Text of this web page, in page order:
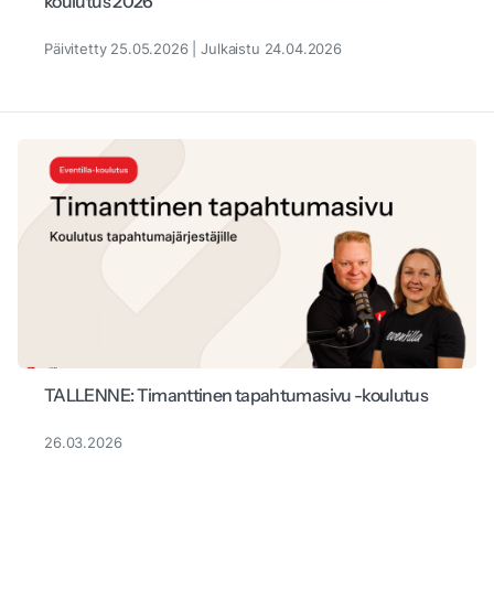
Päivitetty 25.05.2026 | Julkaistu 24.04.2026
TALLENNE: Timanttinen tapahtumasivu -koulutus
26.03.2026